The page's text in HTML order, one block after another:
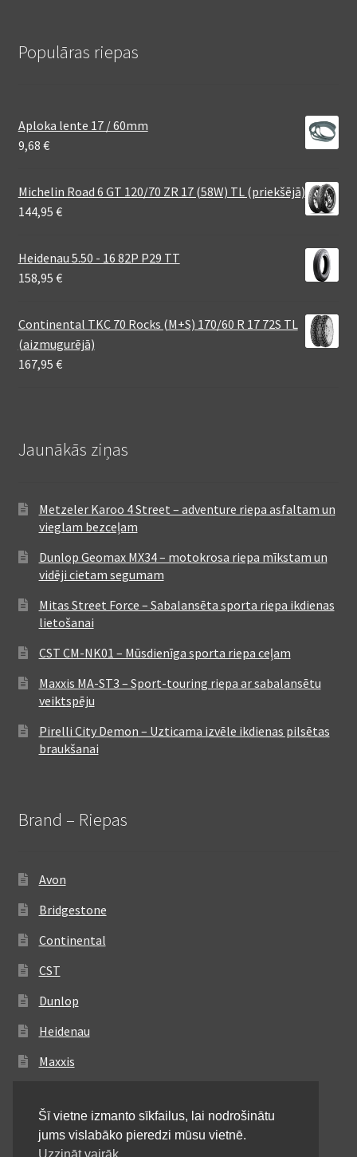
Populāras riepas
Aploka lente 17 / 60mm
9,68 €
Michelin Road 6 GT 120/70 ZR 17 (58W) TL (priekšējā)
144,95 €
Heidenau 5.50 - 16 82P P29 TT
158,95 €
Continental TKC 70 Rocks (M+S) 170/60 R 17 72S TL
(aizmugurējā)
167,95 €
Jaunākās ziņas
Metzeler Karoo 4 Street – adventure riepa asfaltam un
vieglam bezceļam
Dunlop Geomax MX34 – motokrosa riepa mīkstam un
vidēji cietam segumam
Mitas Street Force – Sabalansēta sporta riepa ikdienas
lietošanai
CST CM-NK01 – Mūsdienīga sporta riepa ceļam
Maxxis MA-ST3 – Sport-touring riepa ar sabalansētu
veiktspēju
Pirelli City Demon – Uzticama izvēle ikdienas pilsētas
braukšanai
Brand – Riepas
Avon
Bridgestone
Continental
CST
Dunlop
Heidenau
Maxxis
Michelin
Mitas
Šī vietne izmanto sīkfailus, lai nodrošinātu
jums vislabāko pieredzi mūsu vietnē.
Uzzināt vairāk